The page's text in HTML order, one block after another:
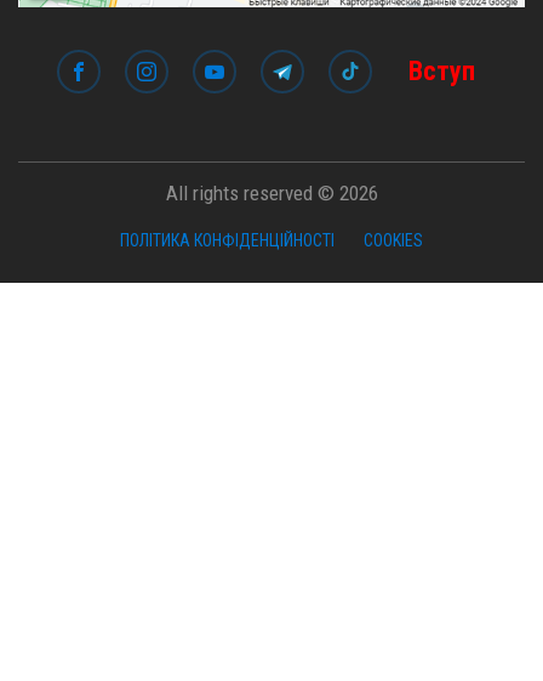
Вступ
All rights reserved © 2026
ПОЛІТИКА КОНФІДЕНЦІЙНОСТІ COOKIES